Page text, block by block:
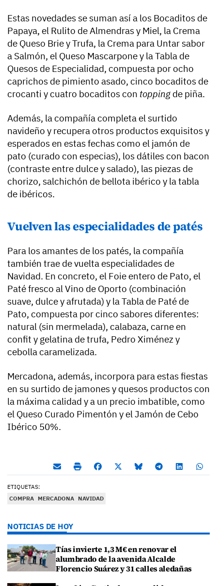
Estas novedades se suman así a los Bocaditos de
Papaya, el Rulito de Almendras y Miel, la Crema
de Queso Brie y Trufa, la Crema para Untar sabor
a Salmón, el Queso Mascarpone y la Tabla de
Quesos de Especialidad, compuesta por ocho
caprichos de pimiento asado, cinco bocaditos de
crocanti y cuatro bocaditos con toppingde piña.
Además, la compañía completa el surtido
navideño y recupera otros productos exquisitos y
esperados en estas fechas como el jamón de
pato (curado con especias), los dátiles con bacon
(contraste entre dulce y salado), las piezas de
chorizo, salchichón de bellota ibérico y la tabla
de ibéricos.
Vuelven las especialidades de patés
Para los amantes de los patés, la compañía
también trae de vuelta especialidades de
Navidad. En concreto, el Foie entero de Pato, el
Paté fresco al Vino de Oporto (combinación
suave, dulce y afrutada) y la Tabla de Paté de
Pato, compuesta por cinco sabores diferentes:
natural (sin mermelada), calabaza, carne en
confit y gelatina de trufa, Pedro Ximénez y
cebolla caramelizada.
Mercadona, además, incorpora para estas fiestas
en su surtido de jamones y quesos productos con
la máxima calidad y a un precio imbatible, como
el Queso Curado Pimentón y el Jamón de Cebo
Ibérico 50%.
ETIQUETAS:
COMPRA MERCADONA NAVIDAD
NOTICIAS DE HOY
Tías invierte 1,3 M€ en renovar el
alumbrado de la avenida Alcalde
Florencio Suárez y 31 calles aledañas